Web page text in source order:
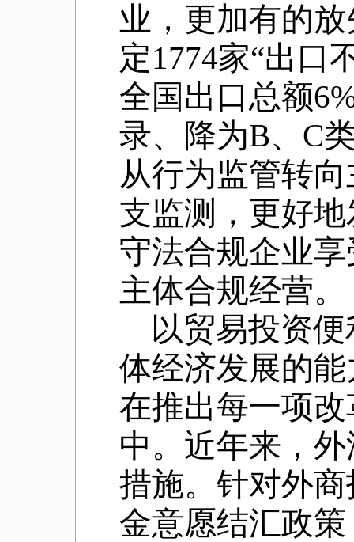
业，更加有的
定1774家“出口
全国出口总额
录、降为B、C
从行为监管转
支监测，更好
守法合规企业
主体合规经营。
以贸易投资便
体经济发展的
在推出每一项
中。近年来，
措施。针对外
金意愿结汇政